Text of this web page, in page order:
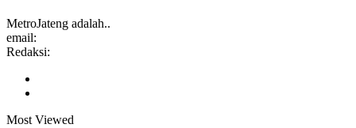
MetroJateng adalah..
email:
Redaksi:
Most Viewed